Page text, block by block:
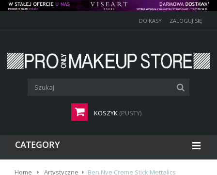
DO KASY ZALOGUJ SIĘ
KOSZYK (PUSTY)
CATEGORY
Home Artystyczne Ben Nye Creme Stick Mettalics